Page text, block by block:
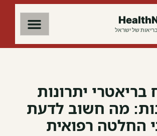
של ישראל
בריאטרי יתרונות
מה חשוב לדעת
החלטה רפואית